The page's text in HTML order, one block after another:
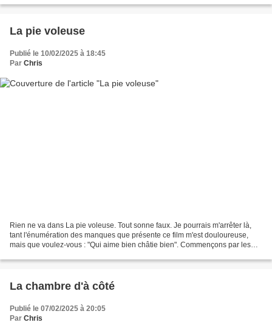
La pie voleuse
Publié le 10/02/2025 à 18:45
Par Chris
Rien ne va dans La pie voleuse. Tout sonne faux. Je pourrais m'arrêter là,
tant l'énumération des manques que présente ce film m'est douloureuse,
mais que voulez-vous : "Qui aime bien châtie bien". Commençons par les
La chambre d'à côté
Publié le 07/02/2025 à 20:05
Par Chris